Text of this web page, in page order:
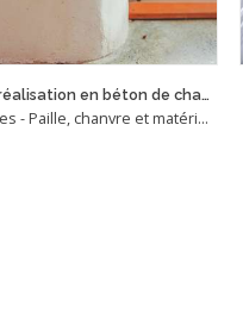
Diverses réalisation en béton de chanvre
Spécialistes - Paille, chanvre et matériaux biosourcés